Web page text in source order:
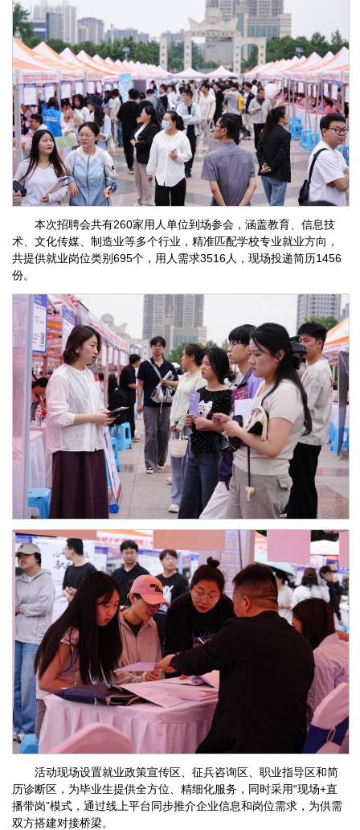
本次招聘会共有260家用人单位到场参会，涵盖教育、信息技
术、文化传媒、制造业等多个行业，精准匹配学校专业就业方向，
共提供就业岗位类别695个，用人需求3516人，现场投递简历1456
份。
活动现场设置就业政策宣传区、征兵咨询区、职业指导区和简
历诊断区，为毕业生提供全方位、精细化服务，同时采用“现场+直
播带岗”模式，通过线上平台同步推介企业信息和岗位需求，为供需
双方搭建对接桥梁。